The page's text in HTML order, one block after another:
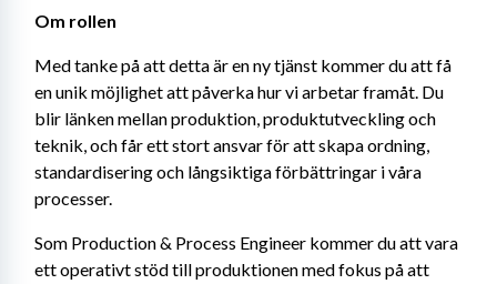
Om rollen
Med tanke på att detta är en ny tjänst kommer du att få
en unik möjlighet att påverka hur vi arbetar framåt. Du
blir länken mellan produktion, produktutveckling och
teknik, och får ett stort ansvar för att skapa ordning,
standardisering och långsiktiga förbättringar i våra
processer.
Som Production & Process Engineer kommer du att vara
ett operativt stöd till produktionen med fokus på att